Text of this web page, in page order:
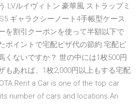
LVルイヴィトン 豪華風 ストラップミ
ギャラクシーノート4手帳型ケース.
を割引クーポンを使って半額以下で
ポイントで宅配ピザ代の節約 宅配ピ
くないですか？ 世の中には1枚500円
もあれば、1枚2,000円以上もする宅配
Rent a Car is one of the top car
number of cars and locations.An